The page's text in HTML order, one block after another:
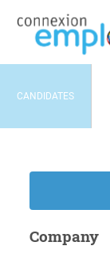
CANDIDATES
Company